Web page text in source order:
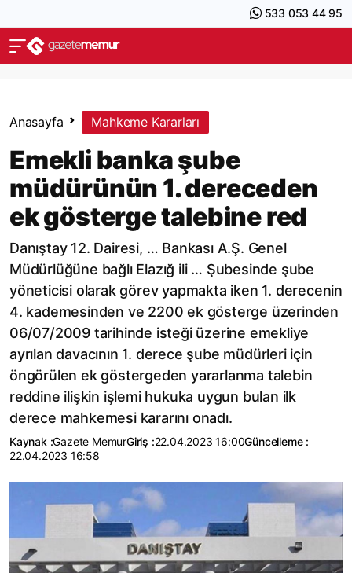
533 053 44 95
Anasayfa Mahkeme Kararları
Emekli banka şube
müdürünün 1. dereceden
ek gösterge talebine red
Danıştay 12. Dairesi, … Bankası A.Ş. Genel
Müdürlüğüne bağlı Elazığ ili … Şubesinde şube
yöneticisi olarak görev yapmakta iken 1. derecenin
4. kademesinden ve 2200 ek gösterge üzerinden
06/07/2009 tarihinde isteği üzerine emekliye
ayrılan davacının 1. derece şube müdürleri için
öngörülen ek göstergeden yararlanma talebin
reddine ilişkin işlemi hukuka uygun bulan ilk
derece mahkemesi kararını onadı.
Kaynak :Gazete MemurGiriş :22.04.2023 16:00Güncelleme :
22.04.2023 16:58